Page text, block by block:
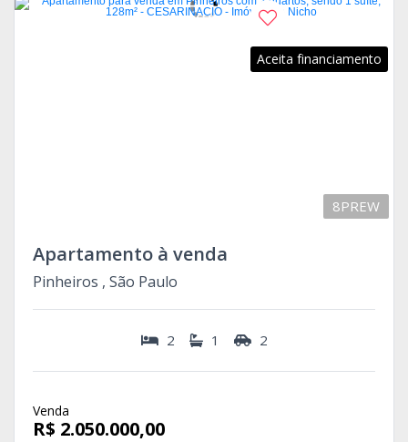
Aceita financiamento
8PREW
Apartamento à venda
Pinheiros , São Paulo
2 1 2
Venda
R$ 2.050.000,00